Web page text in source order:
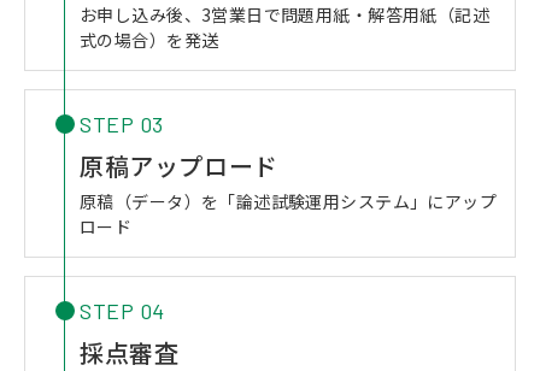
お申し込み後、3営業日で問題用紙・解答用紙（記述
式の場合）を発送
STEP 03
原稿アップロード
原稿（データ）を「論述試験運用システム」にアップ
ロード
STEP 04
採点審査